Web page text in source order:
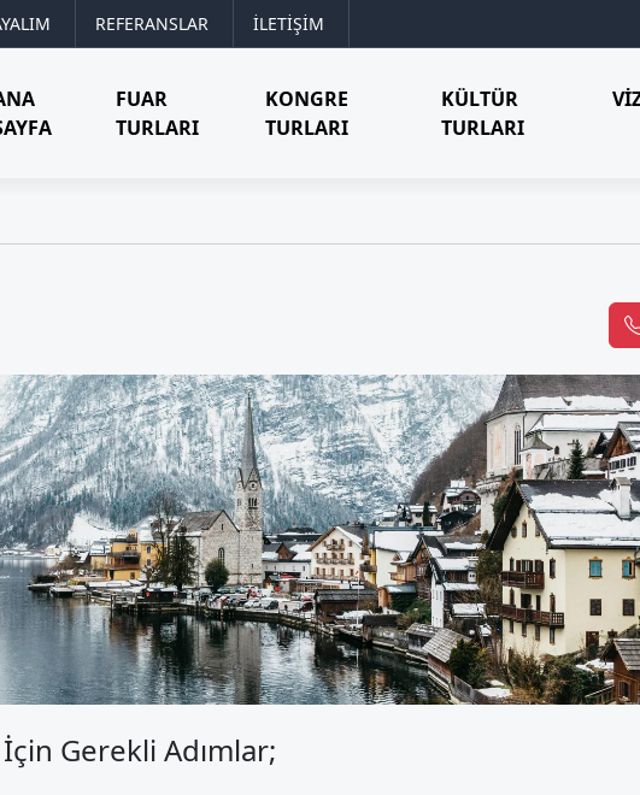
REFERANSLAR İLETİŞİM
FUAR
TURLARI
KONGRE
TURLARI
KÜLTÜR
TURLARI
Gerekli Adımlar;